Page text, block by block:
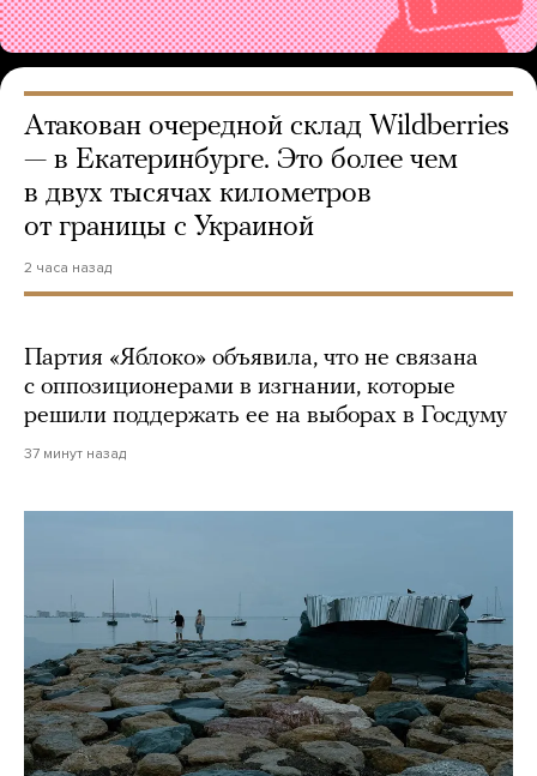
Атакован очередной склад Wildberries
— в Екатеринбурге. Это более чем
в двух тысячах километров
от границы с Украиной
2 часа назад
Партия «Яблоко» объявила, что не связана
с оппозиционерами в изгнании, которые
решили поддержать ее на выборах в Госдуму
37 минут назад